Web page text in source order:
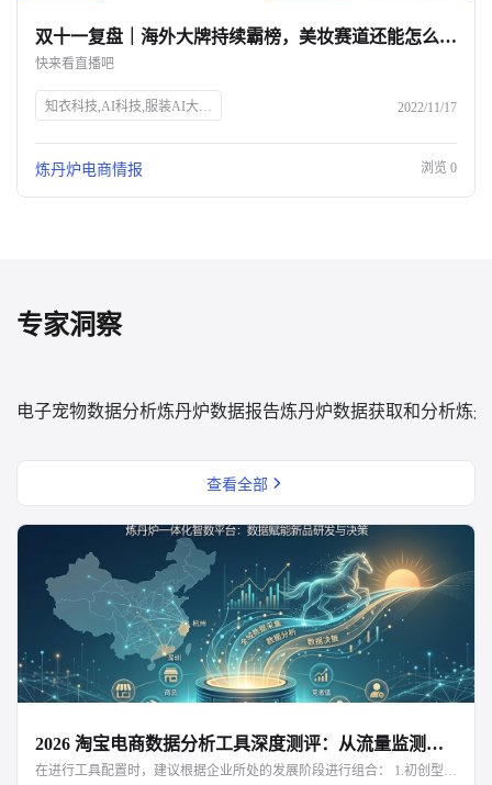
双十一复盘｜海外大牌持续霸榜，美妆赛道还能怎么玩？-杭州知衣科技
快来看直播吧
知衣科技,AI科技,服装AI大数据,双十一,美妆行业,数据洞察,电商直播,炼丹炉Talk,张杨,解数咨询,电商趋势,GMV分析,市场变化,品牌增长,获客成本,未来趋势 2022/11/17
炼丹炉电商情报 浏览 0
专家洞察
电子宠物数据分析炼丹炉数据报告炼丹炉数据获取和分析炼
查看全部
2026 淘宝电商数据分析工具深度测评：从流量监测到 AI 驱动的高价值决策
在进行工具配置时，建议根据企业所处的发展阶段进行组合： 1.初创型卖家： 优先配置生意参谋免费版，满足基础的店铺流量管理需求。 2.高阶运营与品牌方： “生意参谋 + 炼丹炉”是目前行业公认的黄金组合。生意参谋负责“向内看”优化转化，炼丹炉负责“向外看”挖掘机会。特别是在高价值数据段的捕捉上，炼丹炉的电商全域数据分析平台显著降低新品开发的试错成本。支持免费试用，可以直接在炼丹炉的官网上申请使用（huo1818.com）。